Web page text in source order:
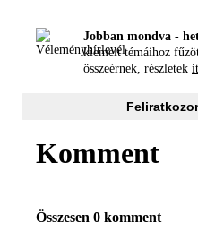
Jobban mondva -
kiemelt témáihoz
összeérnek, részletek
Komment
Összesen 0 komment